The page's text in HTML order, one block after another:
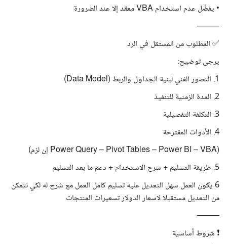
• يفضّل عدم استخدام VBA معقد إلا عند الضرورة
⸻
✅ المطلوب من المستقل في الرد
يرجى توضيح:
1. التصور الفني لبنية الجداول والربط (Data Model)
2. المدة الزمنية للتنفيذ
3. التكلفة التفصيلية
4. الأدوات المقترحة
(Power Query – Pivot Tables – Power BI – VBA إن لزم)
5. طريقة التسليم + شرح الاستخدام + دعم ما بعد التسليم
6 يكون العمل سهل التعديل عليه تسليم كامل العمل مع شرح له لكي نتمكن
من التعديل مستقبلا لاسعار الدولار تسعيرات المنتجات
⸻
❗ شروط أساسية